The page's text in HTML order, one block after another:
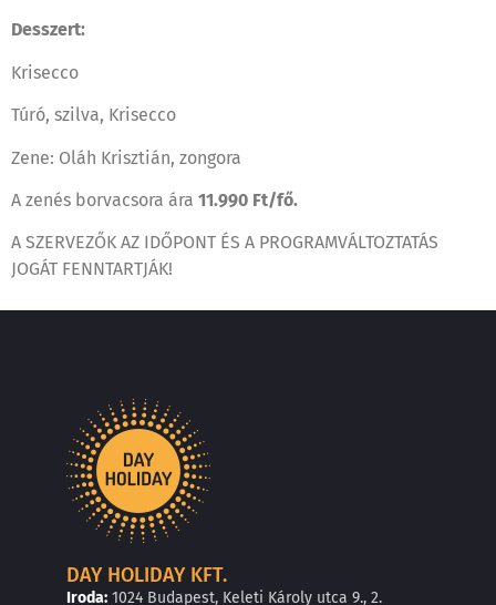
Desszert:
Krisecco
Túró, szilva, Krisecco
Zene: Oláh Krisztián, zongora
A zenés borvacsora ára 11.990 Ft/fő.
A SZERVEZŐK AZ IDŐPONT ÉS A PROGRAMVÁLTOZTATÁS
JOGÁT FENNTARTJÁK!
DAY HOLIDAY KFT.
Iroda: 1024 Budapest, Keleti Károly utca 9., 2.